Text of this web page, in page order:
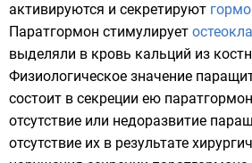
активируются и секретируют
Паратгормон стимулирует
выделяли в кровь кальций из
Физиологическое значение
состоит в секреции ею
отсутствие или недоразвитие
отсутствие их в результате